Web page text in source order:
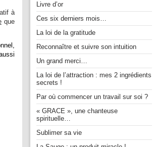
à
que
Livre d’or
Ces six derniers mois…
La loi de la gratitude
Reconnaître et suivre son intuition
Un grand merci…
La loi de l’attraction : mes 2 ingrédients
secrets !
Par où commencer un travail sur soi ?
« GRACE », une chanteuse
spirituelle…
Sublimer sa vie